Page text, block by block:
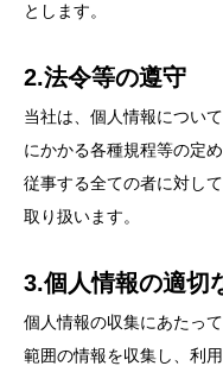
とします。
2.法令等の遵守
当社は、個人情報につい
にかかる各種規程等の定
従事する全ての者に対し
取り扱います。
3.個人情報の適切
個人情報の収集にあたっ
範囲の情報を収集し、利